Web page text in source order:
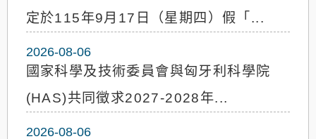
定於115年9月17日（星期四）假「...
2026-08-06
國家科學及技術委員會與匈牙利科學院
(HAS)共同徵求2027-2028年...
2026-08-06